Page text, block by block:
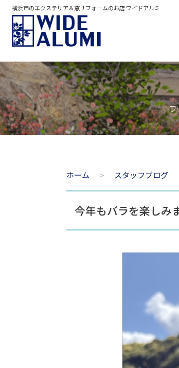
横浜市のエクステリア＆窓リフォームのお店 ワイドアルミ
ホーム スタッフブログ
今年もバラを楽しみ